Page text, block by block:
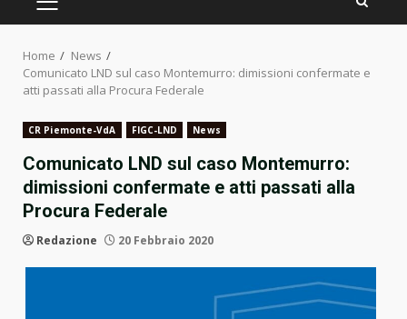
PRIMARY
MENU
Home
News
Comunicato LND sul caso Montemurro: dimissioni confermate e
atti passati alla Procura Federale
CR Piemonte-VdA FIGC-LND News
Comunicato LND sul caso Montemurro:
dimissioni confermate e atti passati alla
Procura Federale
Redazione 20 Febbraio 2020